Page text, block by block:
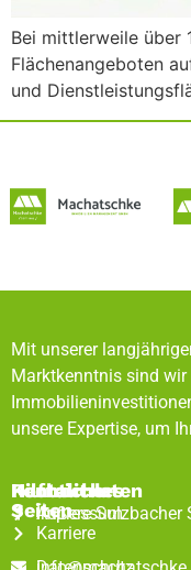
Bei mittlerweile über
Flächenangeboten
und
Mit unserer
Marktkenntnis sind
unsere Expertise, um
Rechtliches
Impressum
Hilfreiche
Seiten
Karriere
Kontaktdaten
Äußere Sulzbacher